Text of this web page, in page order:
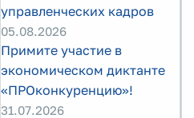
управленческих кадров
05.08.2026
Примите участие в
экономическом диктанте
«ПРОконкуренцию»!
31.07.2026